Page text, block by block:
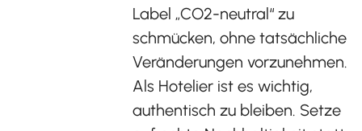
Label „CO2-neutral“ zu
schmücken, ohne tatsächliche
Veränderungen vorzunehmen.
Als Hotelier ist es wichtig,
authentisch zu bleiben. Setze